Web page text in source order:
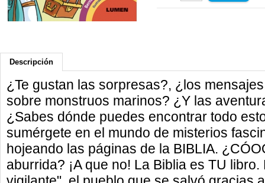
Descripción
¿Te gustan las sorpresas?, ¿los
sobre monstruos marinos? ¿Y las
¿Sabes dónde puedes encontrar todo
sumérgete en el mundo de misterios
hojeando las páginas de la BIBLIA.
aburrida? ¡A que no! La Biblia es TU